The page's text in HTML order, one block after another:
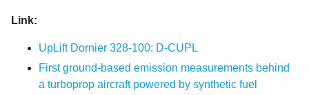
Link:
UpLift Dornier 328-100: D-CUPL
First ground-based emission measurements behind
a turboprop aircraft powered by synthetic fuel